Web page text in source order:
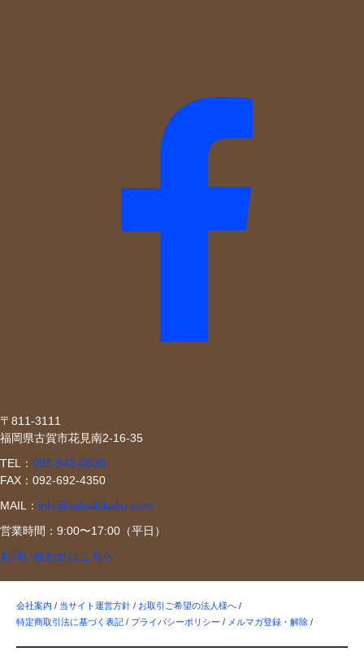
〒811-3111
福岡県古賀市花見南2-16-35
TEL： 092-942-0630
FAX：092-692-4350
MAIL： info@sakaikikaku.com
営業時間：9:00〜17:00（平日）
お問い合わせはこちら
会社案内 / 当サイト運営方針 / お取引ご希望の法人様へ /
特定商取引法に基づく表記 / プライバシーポリシー / メルマガ登録・解除 /